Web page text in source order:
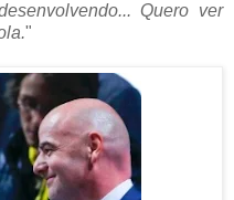
Quero ver
"